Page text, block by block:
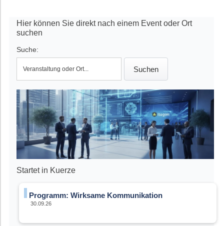
Hier können Sie direkt nach einem Event oder Ort
suchen
Suche:
Startet in Kuerze
Programm: Wirksame Kommunikation
30.09.26